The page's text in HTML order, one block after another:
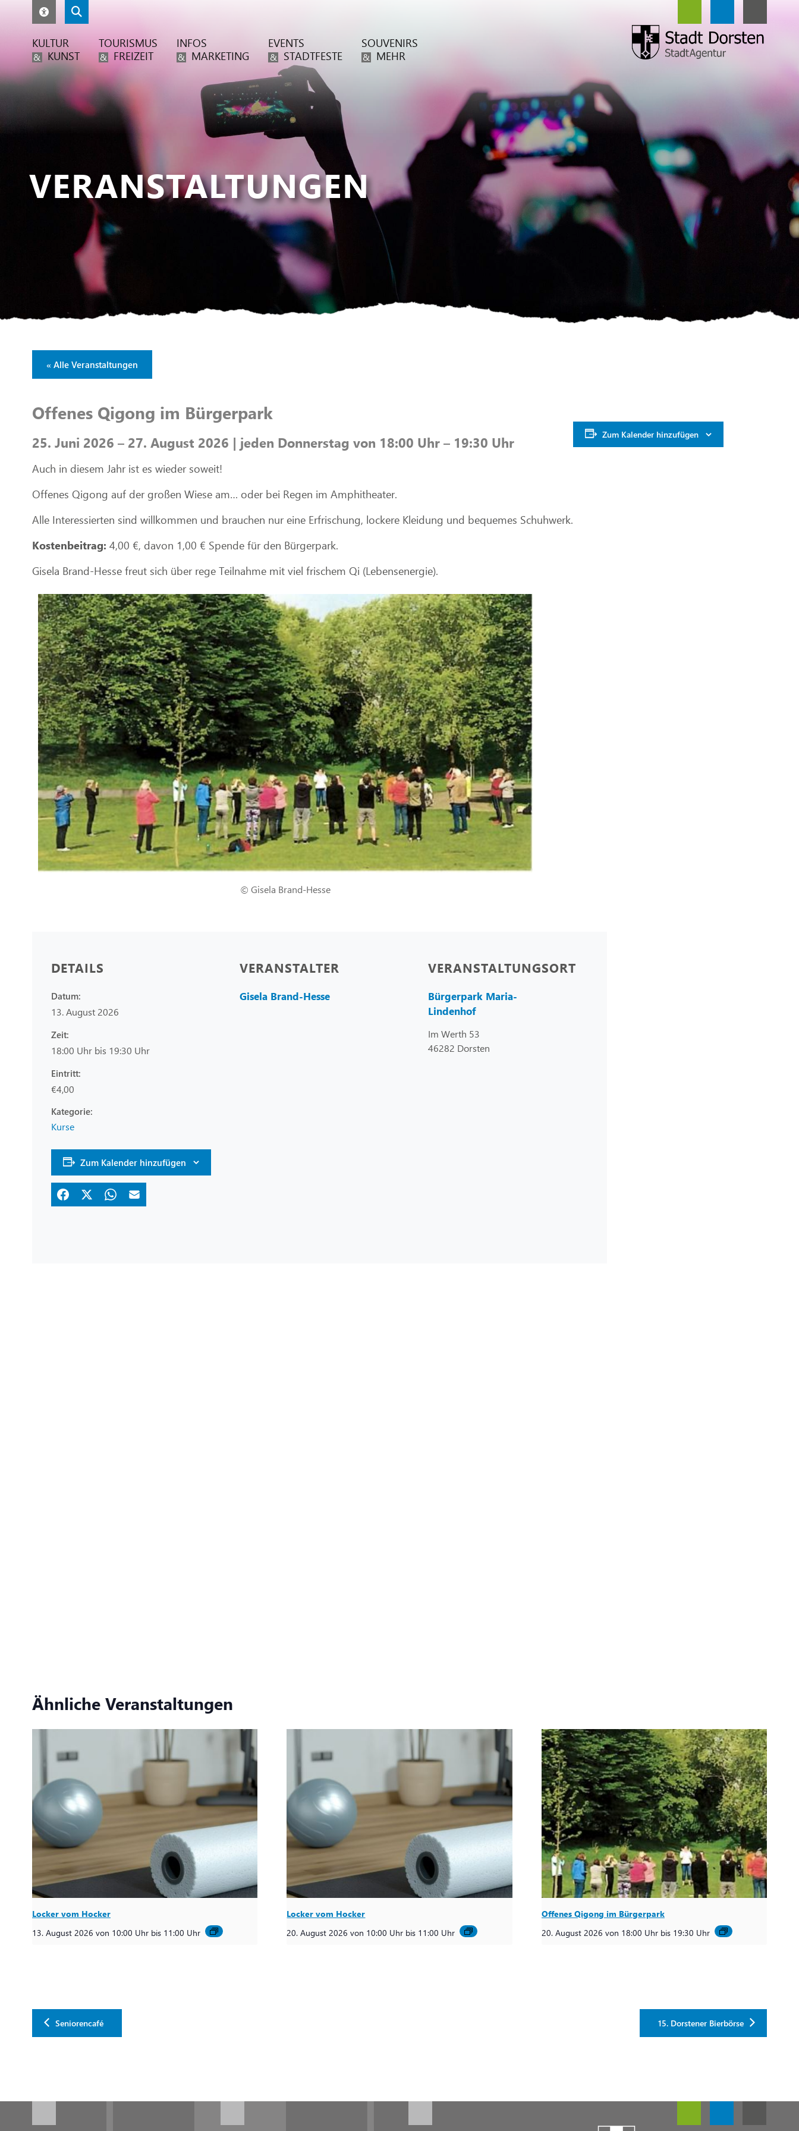
KULTUR
& KUNST
TOURISMUS
& FREIZEIT
INFOS
& MARKETING
EVENTS
& STADTFESTE
SOUVENIRS
& MEHR
VERANSTALTUNGEN
« Alle Veranstaltungen
Offenes Qigong im Bürgerpark
25. Juni 2026 – 27. August 2026 | jeden Donnerstag von 18:00 Uhr – 19:30 Uhr
Auch in diesem Jahr ist es wieder soweit!
Offenes Qigong auf der großen Wiese am… oder bei Regen im Amphitheater.
Alle Interessierten sind willkommen und brauchen nur eine Erfrischung, lockere Kleidung und bequemes Schuhwerk.
Kostenbeitrag: 4,00 €, davon 1,00 € Spende für den Bürgerpark.
Gisela Brand-Hesse freut sich über rege Teilnahme mit viel frischem Qi (Lebensenergie).
© Gisela Brand-Hesse
Zum Kalender hinzufügen
DETAILS
Datum:
13. August 2026
Zeit:
18:00 Uhr bis 19:30 Uhr
Eintritt:
€4,00
Kurse
Zum Kalender hinzufügen
VERANSTALTER
Gisela Brand-Hesse
VERANSTALTUNGSORT
Bürgerpark Maria-
Lindenhof
Im Werth 53
46282 Dorsten
Ähnliche Veranstaltungen
Locker vom Hocker
13. August 2026 von 10:00 Uhr bis 11:00 Uhr
Locker vom Hocker
20. August 2026 von 10:00 Uhr bis 11:00 Uhr
Offenes Qigong im Bürgerpark
20. August 2026 von 18:00 Uhr bis 19:30 Uhr
Seniorencafé 15. Dorstener Bierbörse